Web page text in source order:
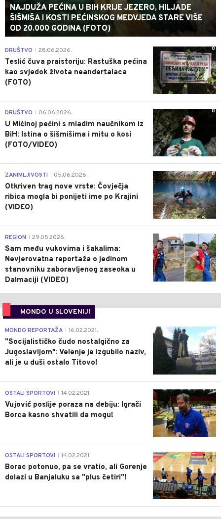
NAJDUŽA PEĆINA U BIH KRIJE JEZERO, HILJADE
ŠIŠMIŠA I KOSTI PEĆINSKOG MEDVJEDA STARE VIŠE
OD 20.000 GODINA (FOTO)
0
DRUŠTVO 28.06.2026.
Teslić čuva praistoriju: Rastuška pećina
kao svjedok života neandertalaca
(FOTO)
0
DRUŠTVO 06.06.2026.
U Mićinoj pećini s mladim naučnikom iz
BiH: Istina o šišmišima i mitu o kosi
(FOTO/VIDEO)
0
ZANIMLJIVOSTI 05.06.2026.
Otkriven trag nove vrste: Čovječja
ribica mogla bi ponijeti ime po Krajini
(VIDEO)
0
REGION 29.05.2026.
Sam među vukovima i šakalima:
Nevjerovatna reportaža o jedinom
stanovniku zaboravljenog zaseoka u
Dalmaciji (VIDEO)
MONDO U SLOVENIJI
4
MONDO REPORTAŽA 16.02.2021.
"Socijalističko čudo nostalgično za
Jugoslavijom": Velenje je izgubilo naziv,
ali je u duši ostalo Titovo!
1
OSTALI SPORTOVI 14.02.2021.
Vujović poslije poraza na debiju: Igrači
Borca kasno shvatili da mogu!
3
OSTALI SPORTOVI 14.02.2021.
Borac potonuo, pa se vratio, ali Gorenje
dolazi u Banjaluku sa "plus četiri"!